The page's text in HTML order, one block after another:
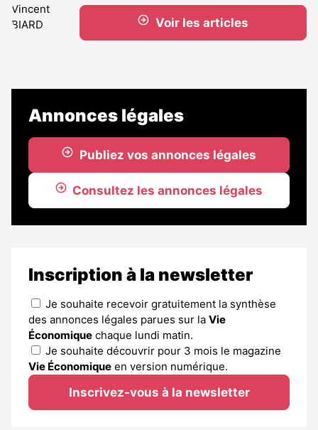
Voir les articles
Annonces légales
Publiez vos annonces légales
Consultez les annonces légales
Inscription à la newsletter
Je souhaite recevoir gratuitement la synthèse
des annonces légales parues sur la Vie
Économique chaque lundi matin.
Je souhaite découvrir pour 3 mois le magazine
Vie Économique en version numérique.
Inscrivez-vous à la newsletter